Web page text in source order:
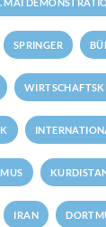
SPRINGER
IRAN